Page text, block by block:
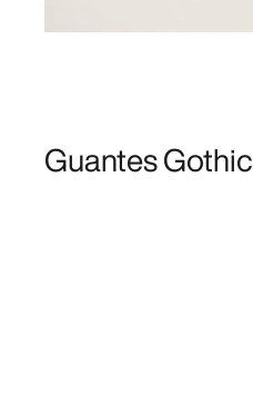
Guantes Gothic